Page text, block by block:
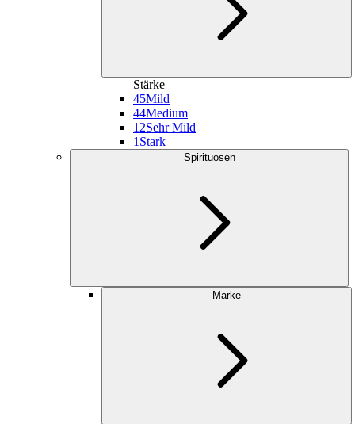
Stärke
45Mild
44Medium
12Sehr Mild
1 Stark
Spirituosen
Marke